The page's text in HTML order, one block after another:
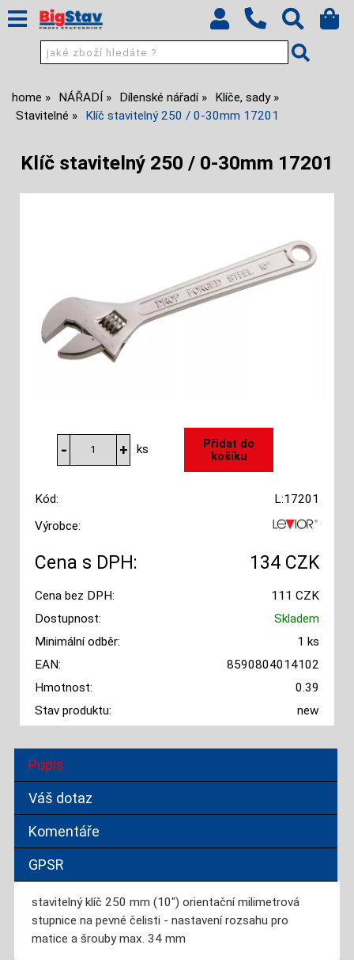
home NÁŘADÍ Dílenské nářadí
Klíče, sady
Stavitelné
Klíč stavitelný 250 / 0-30mm 17201
Klíč stavitelný 250 / 0-30mm 17201
ks
Kód:
L:17201
Výrobce:
Cena s DPH: 134 CZK
Cena bez DPH:
111 CZK
Dostupnost:
Skladem
Minimální odběr:
1 ks
EAN:
8590804014102
Hmotnost:
0.39
Stav produktu:
new
Popis
Váš dotaz
Komentáře
GPSR
stavitelný klíč 250 mm (10") orientační milimetrová
stupnice na pevné čelisti - nastavení rozsahu pro
matice a šrouby max. 34 mm